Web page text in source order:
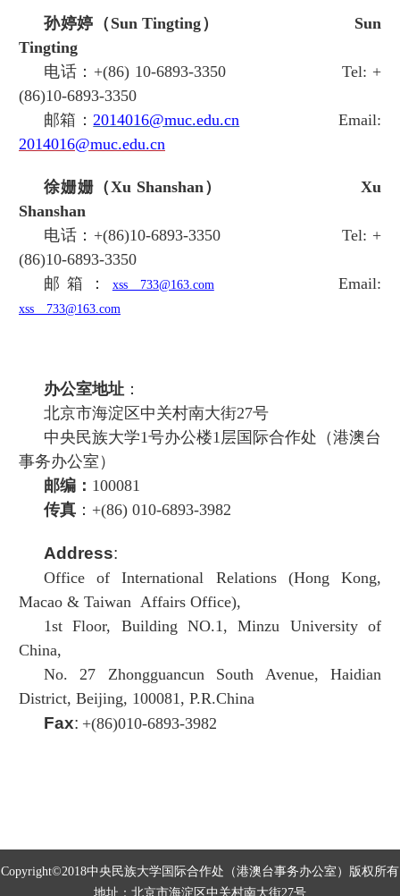
孙婷婷（Sun Tingting） Sun
Tingting
电话：+(86) 10-6893-3350Tel: +
(86)10-6893-3350
邮箱：2014016@muc.edu.cn
Email:
2014016@muc.edu.cn
徐姗姗（Xu Shanshan） Xu
Shanshan
电话： +(86)10-6893-3350Tel: +
(86)10-6893-3350
邮箱：
xss__733@163.com Email:
xss__733@163.com
办公室地址 ：
北京市海淀区中关村南大街27号
中央民族大学1号办公楼1层国际合作处（港澳台
事务办公室）
邮编： 100081
传真 ： +(86) 010-6893-3982
Address:
Office of International Relations (Hong Kong,
Macao & Taiwan Affairs Office),
1st Floor, Building NO.1, Minzu University of
China,
No. 27 Zhongguancun South Avenue, Haidian
District, Beijing, 100081, P.R.China
Fax: +(86)010-6893-3982
Copyright©2018中央民族大学国际合作处（港澳台事务办公室）版权所有
地址：北京市海淀区中关村南大街27号